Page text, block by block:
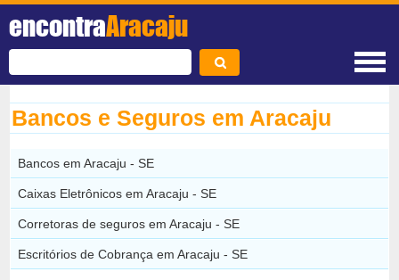
encontraAracaju
Bancos e Seguros em Aracaju
Bancos em Aracaju - SE
Caixas Eletrônicos em Aracaju - SE
Corretoras de seguros em Aracaju - SE
Escritórios de Cobrança em Aracaju - SE